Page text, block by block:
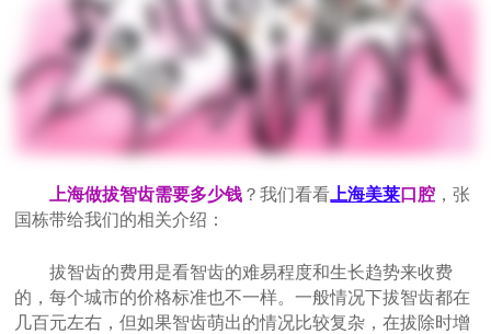
上海做拔智齿需要多少钱 ？我们看看 上海美莱口腔 ，张
国栋带给我们的相关介绍：
拔智齿的费用是看智齿的难易程度和生长趋势来收费
的，每个城市的价格标准也不一样。一般情况下拔智齿都在
几百元左右，但如果智齿萌出的情况比较复杂，在拔除时增